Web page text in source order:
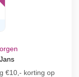
€10,- korting op